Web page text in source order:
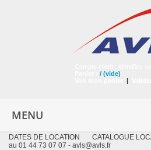
/ (vide)
|
MENU
DATES DE LOCATION CATALOGUE
au 01 44 73 07 07 - avls@avls.fr